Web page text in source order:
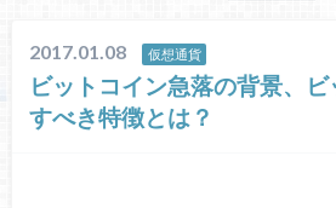
2017.01.08 仮想通貨
ビットコイン急落の背景、
すべき特徴とは？